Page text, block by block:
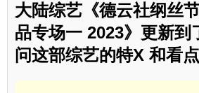
大陆综艺《德云社纲丝
品专场一 2023》更新到
问这部综艺的特X 和看